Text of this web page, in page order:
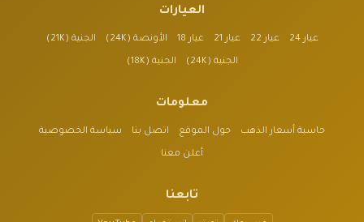
العيارات
عيار 24 عيار 22 عيار 21 عيار 18 الأونصة (24K) الجنية (21K)
الجنية (24K) الجنية (18K)
معلومات
حاسبة أسعار الذهب حول الموقع اتصل بنا سياسة الخصوصية
أعلن معنا
تابعنا